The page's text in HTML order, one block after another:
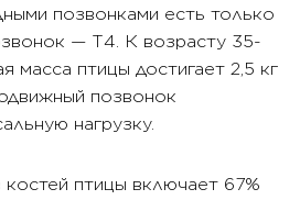
позвонками есть только
— Т4. К возрасту 35-
масса птицы достигает 2,5 кг
позвонок
нагрузку.
птицы включает 67%